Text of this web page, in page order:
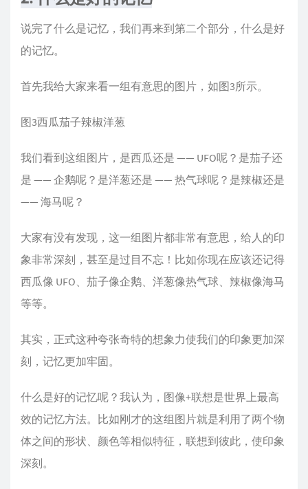
说完了什么是记忆，我们再来到第二个部分，什么是好
的记忆。
首先我给大家来看一组有意思的图片，如图3所示。
图3西瓜茄子辣椒洋葱
我们看到这组图片，是西瓜还是 —— UFO呢？是茄子还
是 —— 企鹅呢？是洋葱还是 —— 热气球呢？是辣椒还是
—— 海马呢？
大家有没有发现，这一组图片都非常有意思，给人的印
象非常深刻，甚至是过目不忘！比如你现在应该还记得
西瓜像 UFO、茄子像企鹅、洋葱像热气球、辣椒像海马
等等。
其实，正式这种夸张奇特的想象力使我们的印象更加深
刻，记忆更加牢固。
什么是好的记忆呢？我认为，图像+联想是世界上最高
效的记忆方法。比如刚才的这组图片就是利用了两个物
体之间的形状、颜色等相似特征，联想到彼此，使印象
深刻。